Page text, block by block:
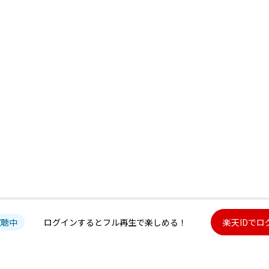
中 ログインするとフル再生で楽しめる！ 楽天IDでロ